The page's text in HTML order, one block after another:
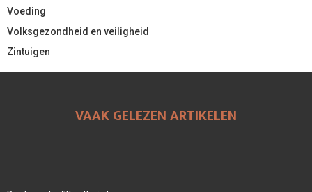
Voeding
Volksgezondheid en veiligheid
Zintuigen
VAAK GELEZEN ARTIKELEN